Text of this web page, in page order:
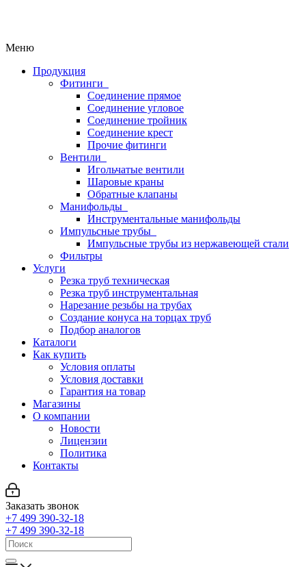
Меню
Продукция
Фитинги
Соединение прямое
Соединение угловое
Соединение тройник
Соединение крест
Прочие фитинги
Вентили
Игольчатые вентили
Шаровые краны
Обратные клапаны
Манифольды
Инструментальные манифольды
Импульсные трубы
Импульсные трубы из нержавеющей стали
Фильтры
Услуги
Резка труб техническая
Резка труб инструментальная
Нарезание резьбы на трубах
Создание конуса на торцах труб
Подбор аналогов
Каталоги
Как купить
Условия оплаты
Условия доставки
Гарантия на товар
Магазины
О компании
Новости
Лицензии
Политика
Контакты
Заказать звонок
+7 499 390-32-18
+7 499 390-32-18